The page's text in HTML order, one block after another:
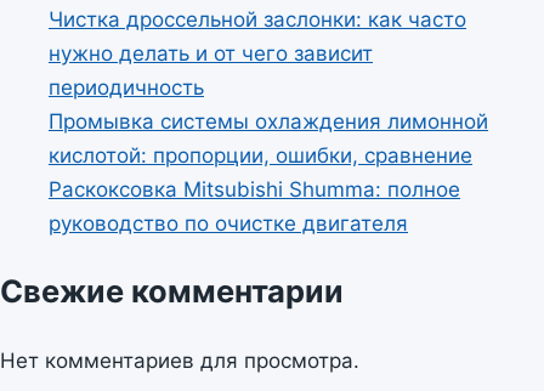
Чистка дроссельной заслонки: как часто
нужно делать и от чего зависит
периодичность
Промывка системы охлаждения лимонной
кислотой: пропорции, ошибки, сравнение
Раскоксовка Mitsubishi Shumma: полное
руководство по очистке двигателя
Свежие комментарии
Нет комментариев для просмотра.